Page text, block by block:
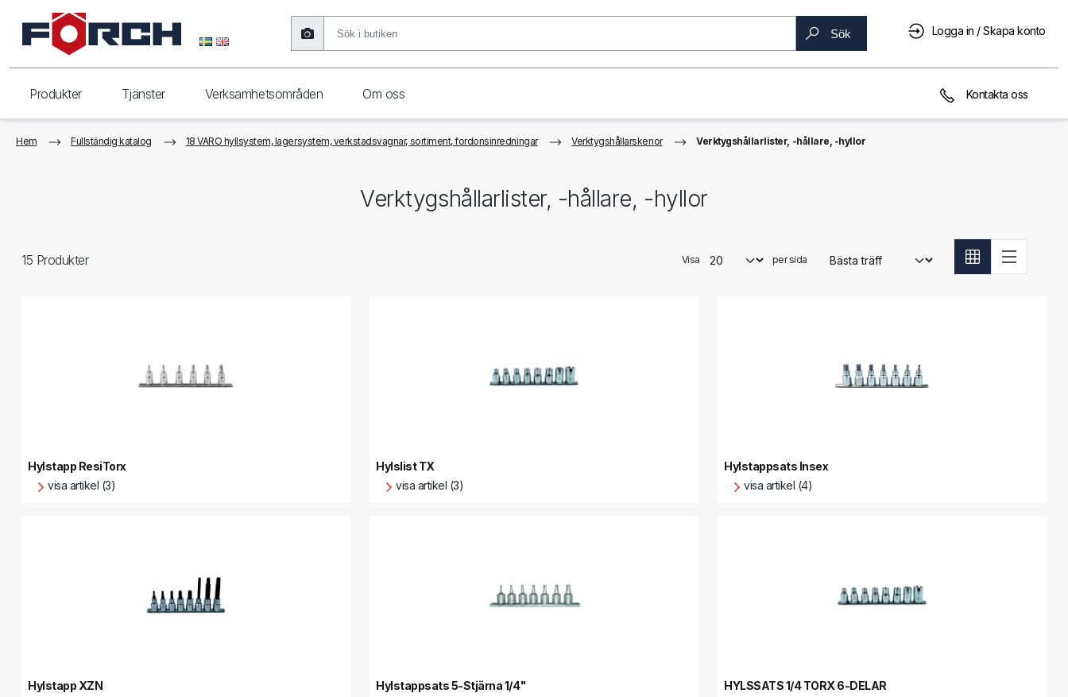
Sök Logga in / Skapa konto
Produkter Tjänster Verksamhetsområden Om oss Kontakta oss
Hem Fullständig katalog 18 VARO hyllsystem, lagersystem, verkstadsvagnar, sortiment, fordonsinredningar Verktygshållarskenor Verktygshållarlister, -hållare, -hyllor
Verktygshållarlister, -hållare, -hyllor
15 Produkter Visa per sida
Hylstapp ResiTorx
visa artikel (3)
Hylslist TX
visa artikel (3)
Hylstappsats Insex
visa artikel (4)
Hylstapp XZN
Hylstappsats 5-Stjärna 1/4"
HYLSSATS 1/4 TORX 6-DELAR